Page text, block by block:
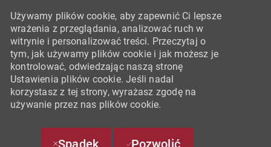
Używamy plików cookie, aby zapewnić Ci lepsze
wrażenia z przeglądania, analizować ruch w
witrynie i personalizować treści. Przeczytaj o
tym, jak używamy plików cookie i jak możesz je
kontrolować, odwiedzając naszą stronę
Ustawienia plików cookie. Jeśli nadal
korzystasz z tej strony, wyrażasz zgodę na
używanie przez nas plików cookie.
Spadek Pozwolić